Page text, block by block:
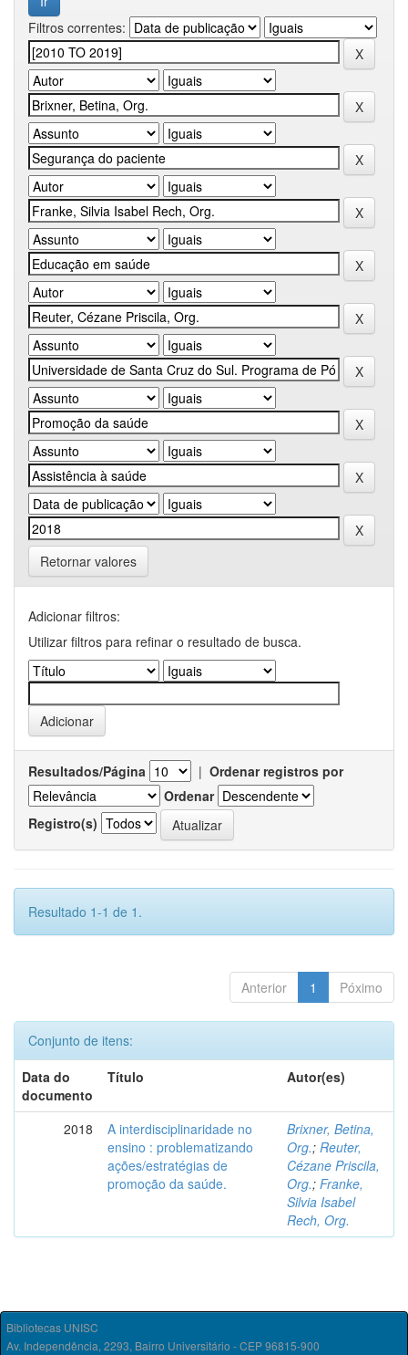
Filtros correntes:
Retornar valores
Adicionar filtros:
Utilizar filtros para refinar o resultado de busca.
Resultados/Página | Ordenar registros por
Ordenar
Registro(s)
Resultado 1-1 de 1.
Anterior 1 Póximo
Conjunto de itens:
Data do
documento
Título Autor(es)
2018
A interdisciplinaridade no
ensino : problematizando
ações/estratégias de
promoção da saúde.
Brixner, Betina,
Org.; Reuter,
Cézane Priscila,
Org.; Franke,
Silvia Isabel
Rech, Org.
Bibliotecas UNISC
Av. Independência, 2293, Bairro Universitário - CEP 96815-900